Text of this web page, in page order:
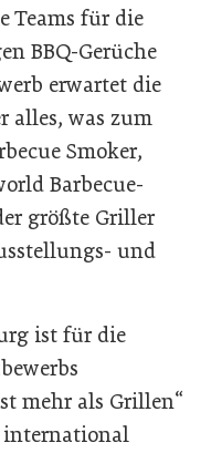
Teams für die
BBQ-Gerüche
erwartet die
alles, was zum
Smoker,
Barbecue-
größte Griller
und
ist für die
mehr als Grillen“
international